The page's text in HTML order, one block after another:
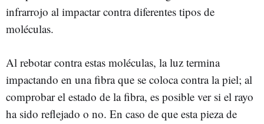
infrarrojo al impactar contra diferentes tipos de
moléculas.
Al rebotar contra estas moléculas, la luz termina
impactando en una fibra que se coloca contra la piel; al
comprobar el estado de la fibra, es posible ver si el rayo
ha sido reflejado o no. En caso de que esta pieza de